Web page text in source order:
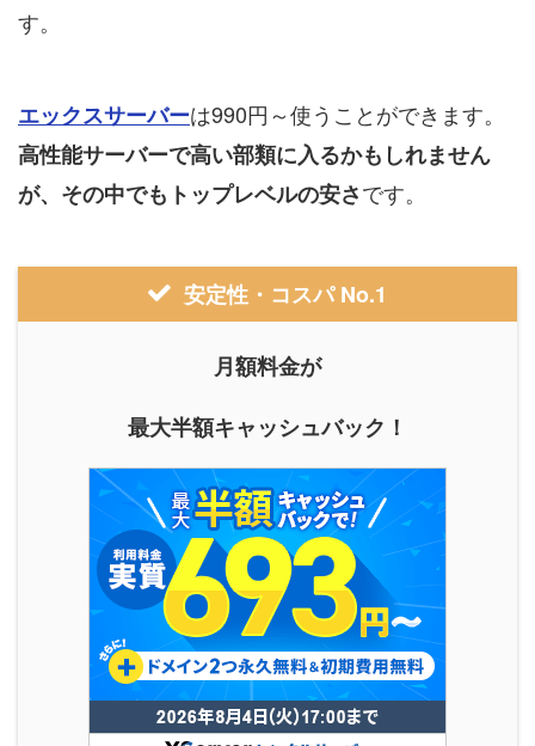
す。
エックスサーバーは990円～使うことができます。
高性能サーバーで高い部類に入るかもしれません
が、その中でもトップレベルの安さです。
安定性・コスパ No.1
月額料金が
最大半額キャッシュバック！